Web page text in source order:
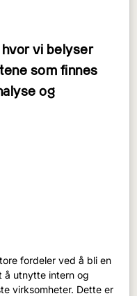
vi belyser
som finnes
og
fordeler ved å bli en
å utnytte intern og
virksomheter. Dette er